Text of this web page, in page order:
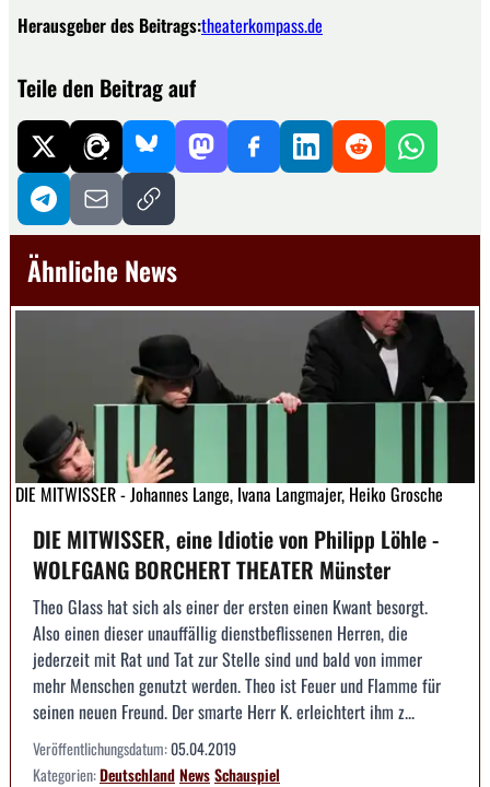
Herausgeber des Beitrags:theaterkompass.de
Teile den Beitrag auf
Ähnliche News
DIE MITWISSER - Johannes Lange, Ivana Langmajer, Heiko Grosche
DIE MITWISSER, eine Idiotie von Philipp Löhle -
WOLFGANG BORCHERT THEATER Münster
Theo Glass hat sich als einer der ersten einen Kwant besorgt.
Also einen dieser unauffällig dienstbeflissenen Herren, die
jederzeit mit Rat und Tat zur Stelle sind und bald von immer
mehr Menschen genutzt werden. Theo ist Feuer und Flamme für
seinen neuen Freund. Der smarte Herr K. erleichtert ihm z...
Veröffentlichungsdatum:05.04.2019
Kategorien:DeutschlandNewsSchauspiel